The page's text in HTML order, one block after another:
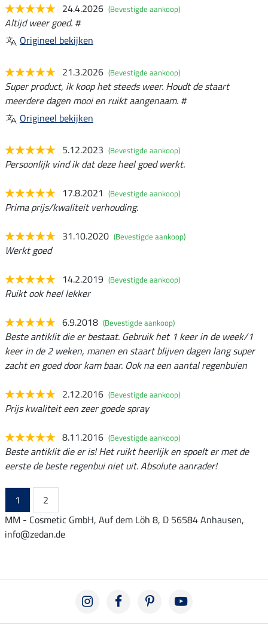
24.4.2026 (Bevestigde aankoop)
Altijd weer goed. #
Origineel bekijken
21.3.2026 (Bevestigde aankoop)
Super product, ik koop het steeds weer. Houdt de staart
meerdere dagen mooi en ruikt aangenaam. #
Origineel bekijken
5.12.2023 (Bevestigde aankoop)
Persoonlijk vind ik dat deze heel goed werkt.
17.8.2021 (Bevestigde aankoop)
Prima prijs/kwaliteit verhouding.
31.10.2020 (Bevestigde aankoop)
Werkt goed
14.2.2019 (Bevestigde aankoop)
Ruikt ook heel lekker
6.9.2018 (Bevestigde aankoop)
Beste antiklit die er bestaat. Gebruik het 1 keer in de week/1
keer in de 2 weken, manen en staart blijven dagen lang super
zacht en goed door kam baar. Ook na een aantal regenbuien
2.12.2016 (Bevestigde aankoop)
Prijs kwaliteit een zeer goede spray
8.11.2016 (Bevestigde aankoop)
Beste antiklit die er is! Het ruikt heerlijk en spoelt er met de
eerste de beste regenbui niet uit. Absolute aanrader!
1
2
MM - Cosmetic GmbH, Auf dem Löh 8, D 56584 Anhausen,
info@zedan.de